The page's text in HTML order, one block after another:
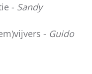
- Sandy
- Guido